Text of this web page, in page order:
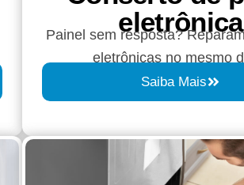
eletrônica
Painel sem resposta?
eletrônicas no mesmo
Saiba Mais